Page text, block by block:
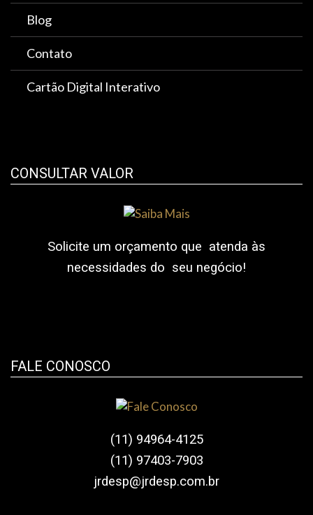
Blog
Contato
Cartão Digital Interativo
CONSULTAR VALOR
Solicite um orçamento que atenda às
necessidades do seu negócio!
FALE CONOSCO
(11) 94964-4125
(11) 97403-7903
jrdesp@jrdesp.com.br